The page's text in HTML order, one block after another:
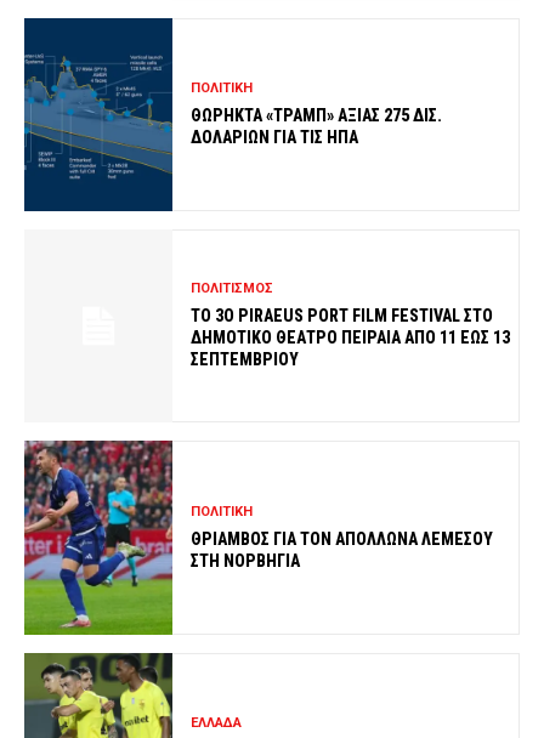
ΠΟΛΙΤΙΚΗ
ΘΩΡΗΚΤΑ «ΤΡΑΜΠ» ΑΞΙΑΣ 275 ΔΙΣ.
ΔΟΛΑΡΙΩΝ ΓΙΑ ΤΙΣ ΗΠΑ
ΠΟΛΙΤΙΣΜΟΣ
ΤΟ 3O PIRAEUS PORT FILM FESTIVAL ΣΤΟ
ΔΗΜΟΤΙΚΟ ΘΕΑΤΡΟ ΠΕΙΡΑΙΑ ΑΠΟ 11 ΕΩΣ 13
ΣΕΠΤΕΜΒΡΙΟΥ
ΠΟΛΙΤΙΚΗ
ΘΡΙΑΜΒΟΣ ΓΙΑ ΤΟΝ ΑΠΟΛΛΩΝΑ ΛΕΜΕΣΟΥ
ΣΤΗ ΝΟΡΒΗΓΙΑ
ΕΛΛΑΔΑ